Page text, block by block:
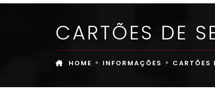
CARTÕES DE
HOME INFORMAÇÕES CARTÕES